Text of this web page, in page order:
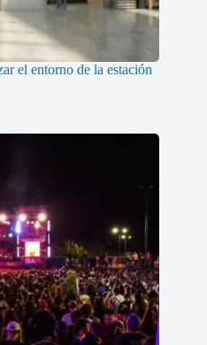
el entorno de la estación